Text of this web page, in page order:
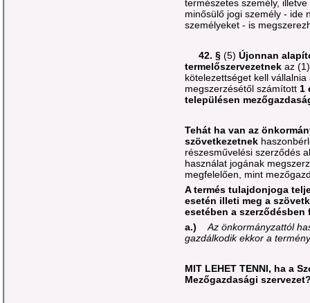
természetes személy,
minősülő jogi személy - ide
személyeket - is
42. § (5) Újonnan
termelőszervezetnek az
kötelezettséget kell
megszerzésétől számított 1
településen
Tehát ha van az
szövetkezetnek
részesművelési szerződés
használat jogának
megfelelően, mint
A termés tulajdonjoga
esetén illeti meg a
esetében a
a.)
Az önkormányzattól
gazdálkodik ekkor a
MIT LEHET TENNI, ha a
Mezőgazdasági